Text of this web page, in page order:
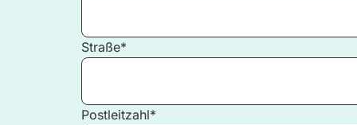
Straße*
Postleitzahl*